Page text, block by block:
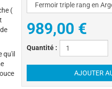
989,00 €
Quantité :
(
qu'il